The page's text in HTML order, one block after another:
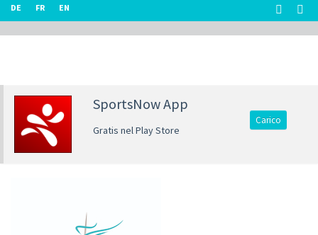
DE FR EN
SportsNow App
Gratis nel Play Store
Carico